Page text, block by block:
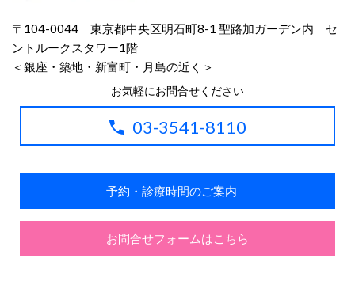
〒104-0044 東京都中央区明石町8-1 聖路加ガーデン内 セ
ントルークスタワー1階
＜銀座・築地・新富町・月島の近く＞
お気軽にお問合せください
03-3541-8110
予約・診療時間のご案内
お問合せフォームはこちら